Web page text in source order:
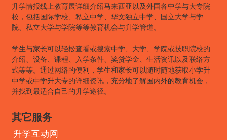
升学情报线上教育展详细介绍马来西亚以及外国各中学与大专院
校，包括国际学校、私立中学、华文独立中学、国立大学与学
院、私立大学与学院等等教育机会与升学管道。
学生与家长可以轻松查看或搜索中学、大学、学院或技职院校的
介绍、设备、课程、入学条件、奖贷学金、生活资讯以及联络方
式等等。通过网络的便利，学生和家长可以随时随地获取小学升
中学或中学升大专的详细资讯，充分地了解国内外的教育机会，
并找到最适合自己的升学途径。
其它服务
升学互动网